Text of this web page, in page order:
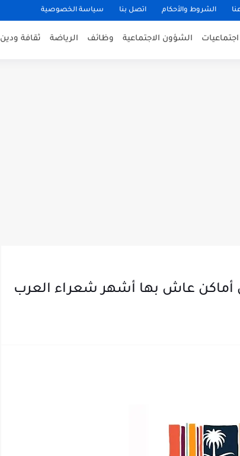
الشروط والأحكام اتصل بنا سياسة الخصوصية
اجتماعيات الشؤون الاجتماعية وظائف الرياضة ثقافة ودين
أماكن عاش بها أشهر شعراء العرب